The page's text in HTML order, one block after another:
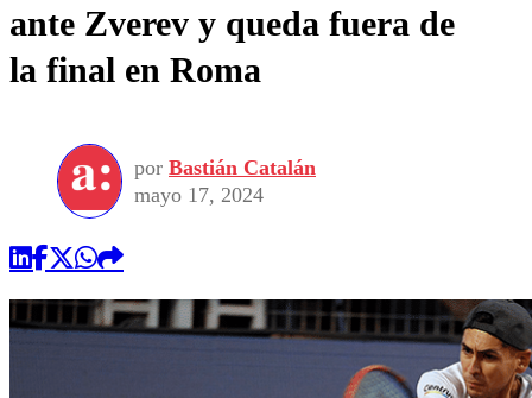
Agricultura TV
Deportes
Colo Colo
Seleccion Chilena
Torneo Internacional
Universidad de Chile
Entretención
Economía
Internacional
Sustentabilidad
Publicaciones en medios
Opinión
ante Zverev y queda fuera de
la final en Roma
por Bastián Catalán
mayo 17, 2024